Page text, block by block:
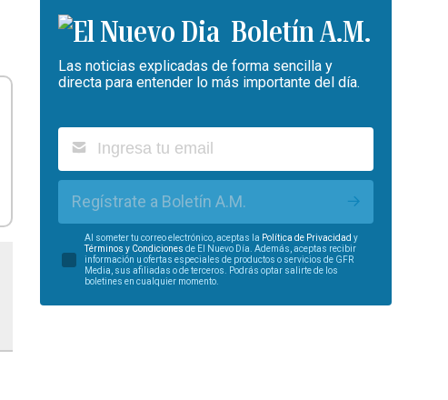
Boletín A.M.
Las noticias explicadas de forma sencilla y
directa para entender lo más importante del día.
Regístrate a Boletín A.M.
Al someter tu correo electrónico, aceptas la Política de Privacidad y
Términos y Condiciones de El Nuevo Día. Además, aceptas recibir
información u ofertas especiales de productos o servicios de GFR
Media, sus afiliadas o de terceros. Podrás optar salirte de los
boletines en cualquier momento.